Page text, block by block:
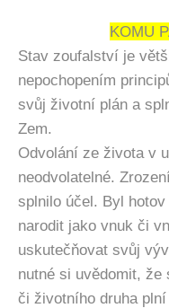
KOMU
Stav zoufalství je
nepochopením
svůj životní plán a
Zem.
Odvolání ze života v
neodvolatelné.
splnilo účel. Byl
narodit jako vnuk či
uskutečňovat svůj
nutné si uvědomit, že
či životního druha